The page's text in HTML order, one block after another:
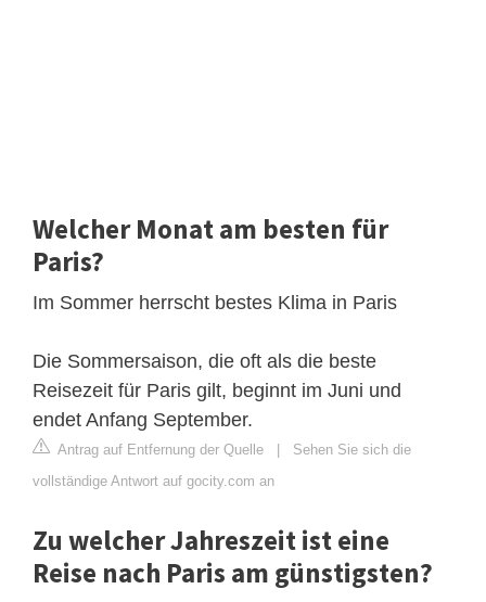
Welcher Monat am besten für
Paris?
Im Sommer herrscht bestes Klima in Paris
Die Sommersaison, die oft als die beste
Reisezeit für Paris gilt, beginnt im Juni und
endet Anfang September.
Antrag auf Entfernung der Quelle
Sehen Sie sich die
vollständige Antwort auf gocity.com an
Zu welcher Jahreszeit ist eine
Reise nach Paris am günstigsten?